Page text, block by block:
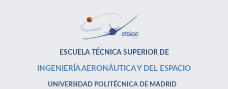
ESCUELA TÉCNICA SUPERIOR DE
INGENIERÍA AERONÁUTICA Y DEL ESPACIO
UNIVERSIDAD POLITÉCNICA DE MADRID